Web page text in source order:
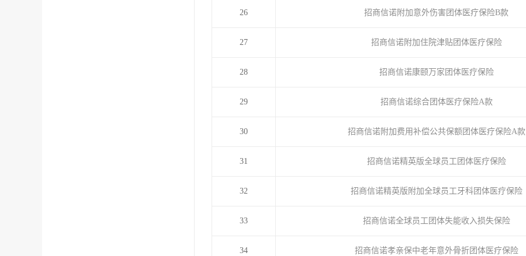
26 招商信诺附加意外伤害团体医疗保险B款
27 招商信诺附加住院津贴团体医疗保险
28 招商信诺康颐万家团体医疗保险
29 招商信诺综合团体医疗保险A款
30 招商信诺附加费用补偿公共保额团体医疗保险A款
31 招商信诺精英版全球员工团体医疗保险
32 招商信诺精英版附加全球员工牙科团体医疗保险
33 招商信诺全球员工团体失能收入损失保险
34 招商信诺孝亲保中老年意外骨折团体医疗保险